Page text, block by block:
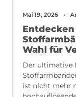
Mai 19, 2026
Wahl für
Der ultimative
ist nicht mehr